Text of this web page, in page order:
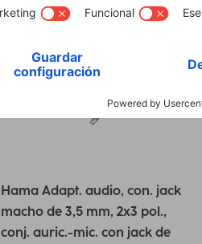
Hama Adapt. audio, con. jack
macho de 3,5 mm, 2x3 pol.,
conj. auric.-mic. con jack de